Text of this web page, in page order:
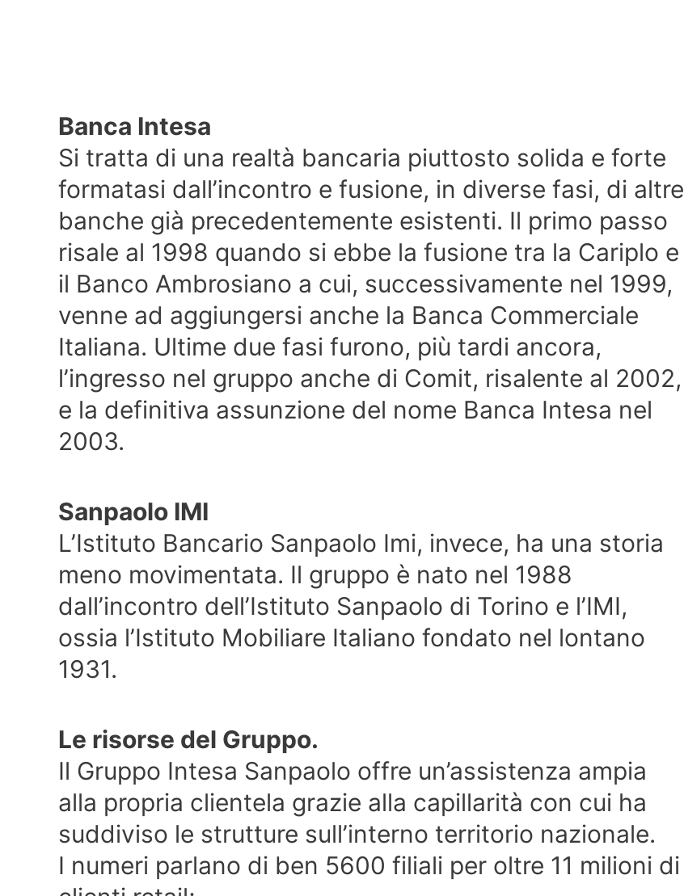
Banca Intesa
Si tratta di una realtà bancaria piuttosto solida e forte
formatasi dall’incontro e fusione, in diverse fasi, di altre
banche già precedentemente esistenti. Il primo passo
risale al 1998 quando si ebbe la fusione tra la Cariplo e
il Banco Ambrosiano a cui, successivamente nel 1999,
venne ad aggiungersi anche la Banca Commerciale
Italiana. Ultime due fasi furono, più tardi ancora,
l’ingresso nel gruppo anche di Comit, risalente al 2002,
e la definitiva assunzione del nome Banca Intesa nel
2003.
Sanpaolo IMI
L’Istituto Bancario Sanpaolo Imi, invece, ha una storia
meno movimentata. Il gruppo è nato nel 1988
dall’incontro dell’Istituto Sanpaolo di Torino e l’IMI,
ossia l’Istituto Mobiliare Italiano fondato nel lontano
1931.
Le risorse del Gruppo.
Il Gruppo Intesa Sanpaolo offre un’assistenza ampia
alla propria clientela grazie alla capillarità con cui ha
suddiviso le strutture sull’interno territorio nazionale.
I numeri parlano di ben 5600 filiali per oltre 11 milioni di